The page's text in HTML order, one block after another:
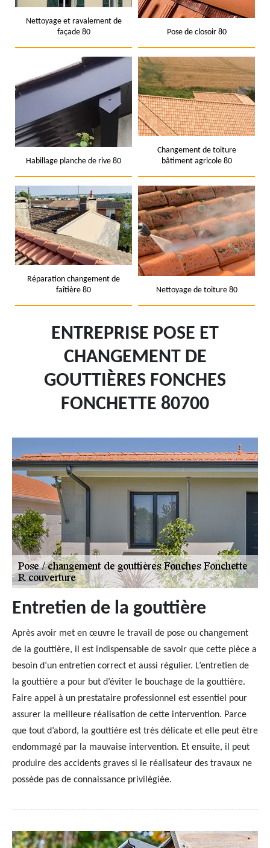
Nettoyage et ravalement de
façade 80
Pose de closoir 80
Habillage planche de rive 80
Changement de toiture
bâtiment agricole 80
Réparation changement de
faîtière 80
Nettoyage de toiture 80
ENTREPRISE POSE ET
CHANGEMENT DE
GOUTTIÈRES FONCHES
FONCHETTE 80700
Entretien de la gouttière
Après avoir met en œuvre le travail de pose ou changement
de la gouttière, il est indispensable de savoir que cette pièce a
besoin d’un entretien correct et aussi régulier. L’entretien de
la gouttière a pour but d’éviter le bouchage de la gouttière.
Faire appel à un prestataire professionnel est essentiel pour
assurer la meilleure réalisation de cette intervention. Parce
que tout d’abord, la gouttière est très délicate et elle peut être
endommagé par la mauvaise intervention. Et ensuite, il peut
produire des accidents graves si le réalisateur des travaux ne
possède pas de connaissance privilégiée.